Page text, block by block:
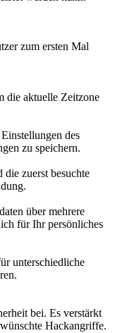
zum ersten Mal
die aktuelle Zeitzone
des
zu speichern.
zuerst besuchte
über mehrere
für Ihr persönliches
unterschiedliche
bei. Es verstärkt
Hackangriffe.